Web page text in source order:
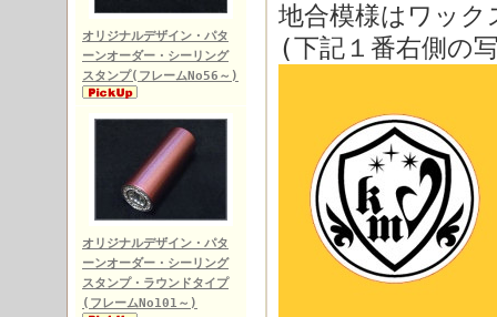
オリジナルデザイン・パタ
ーンオーダー・シーリング
スタンプ(フレームNo56～)
オリジナルデザイン・パタ
ーンオーダー・シーリング
スタンプ・ラウンドタイプ
(フレームNo101～)
地合模様はワッ
(下記１番右側の